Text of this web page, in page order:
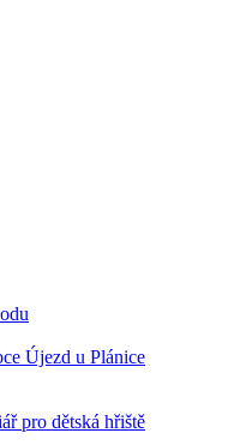
Újezd u Plánice
pro dětská hřiště